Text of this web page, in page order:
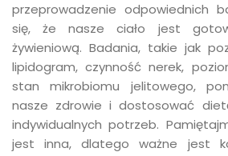
przeprowadzenie odpowiednich
się, że nasze ciało jest
żywieniową. Badania, takie jak
lipidogram, czynność nerek,
stan mikrobiomu jelitowego,
nasze zdrowie i dostosować
indywidualnych potrzeb.
jest inna, dlatego ważne jest